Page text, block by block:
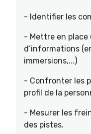
- Identifier les
- Mettre en
d’informations
immersions,...)
- Confronter les
profil de la
- Mesurer les
des pistes.